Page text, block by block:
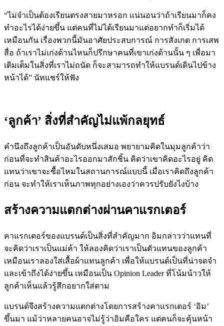
“ไม่จำเป็นต้องเรียนตรงสายมาหรอก แน่นอนว่าถ้าเรียนมาก็คง
ทำอะไรได้ง่ายขึ้น แต่คนที่ไม่ได้เรียนมาแต่อยากทำก็เริ่มได้
เหมือนกัน เรื่องพวกนี้มันอาศัยประสบการณ์ การสังเกต การเสพ
สื่อ ถ้าเราไม่เก่งด้านไหนก็ปรึกษาคนที่เขาเก่งด้านนั้น ๆ เพื่อมา
เติมเต็มในสิ่งที่เราไม่ถนัด ก็จะสามารถทำให้แบรนด์เดินไปข้าง
หน้าได้” นัทแชร์ให้ฟัง
‘ลูกค้า’ สิ่งที่สำคัญไม่แพ้กลยุทธ์
คำนึงถึงลูกค้าเป็นอันดับหนึ่งเสมอ พยายามคิดในมุมลูกค้าว่า
ก่อนที่จะทำสินค้าอะไรออกมาสักชิ้น คิดว่าเขาคิดอะไรอยู่ คิด
แทนว่าเขาจะซื้อไหมในสถานการณ์แบบนี้ เมื่อเราคิดถึงลูกค้า
ก่อน จะทำให้เราเห็นภาพทุกอย่างเองว่าควรปรับยังไงบ้าง
สร้างความแตกต่างผ่านคาแรกเตอร์
คาแรกเตอร์ของแบรนด์เป็นสิ่งที่สำคัญมาก อิมกล่าวว่าแทนที่
จะคิดว่าเราเป็นแม่ค้า ให้ลองคิดว่าเราเป็นตัวแทนของลูกค้า
เหมือนเราลองใส่เสื้อผ้าแทนลูกค้า เพื่อให้แบรนด์เป็นที่น่าจดจำ
และเข้าถึงได้ง่ายขึ้น เหมือนเป็น Opinion Leader ที่โน้มน้าวให้
ลูกค้าเห็นแล้วรู้สึกอยากใส่ตาม
แบรนด์จึงสร้างความแตกต่างโดยการสร้างคาแรกเตอร์ ‘อิม’
ขึ้นมา แม้ว่าหลายคนอาจไม่รู้ว่าอิมคือใคร แต่คนก็จะคุ้นหน้า